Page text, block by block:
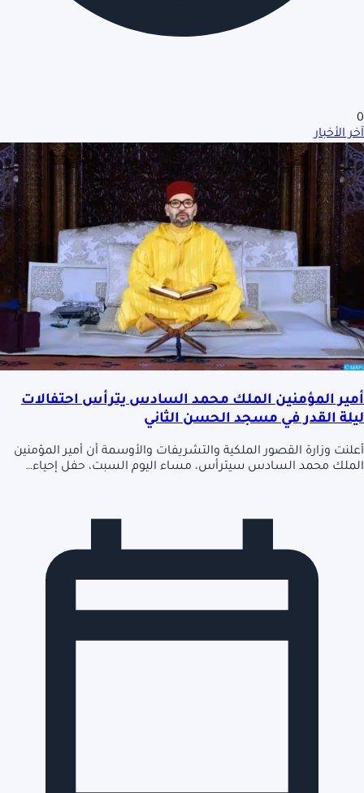
0
آخر الأخبار
أمير المؤمنين الملك محمد السادس يترأس احتفالات
ليلة القدر في مسجد الحسن الثاني
أعلنت وزارة القصور الملكية والتشريفات والأوسمة أن أمير المؤمنين
الملك محمد السادس سيترأس، مساء اليوم السبت، حفل إحياء…